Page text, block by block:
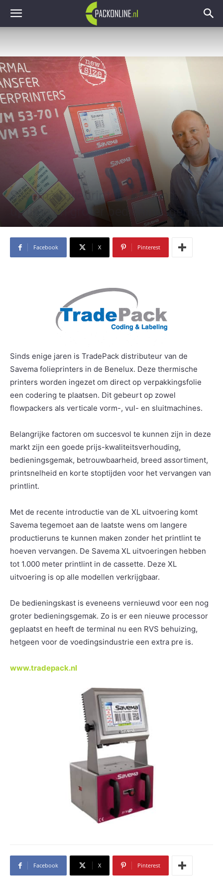
Savema folieprinters bieden hogere
uptime en groter bedieningsgemak
Facebook X Pinterest
Sinds enige jaren is TradePack distributeur van de
Savema folieprinters in de Benelux. Deze thermische
printers worden ingezet om direct op verpakkingsfolie
een codering te plaatsen. Dit gebeurt op zowel
flowpackers als verticale vorm-, vul- en sluitmachines.
Belangrijke factoren om succesvol te kunnen zijn in deze
markt zijn een goede prijs-kwaliteitsverhouding,
bedieningsgemak, betrouwbaarheid, breed assortiment,
printsnelheid en korte stoptijden voor het vervangen van
printlint.
Met de recente introductie van de XL uitvoering komt
Savema tegemoet aan de laatste wens om langere
productieruns te kunnen maken zonder het printlint te
hoeven vervangen. De Savema XL uitvoeringen hebben
tot 1.000 meter printlint in de cassette. Deze XL
uitvoering is op alle modellen verkrijgbaar.
De bedieningskast is eveneens vernieuwd voor een nog
groter bedieningsgemak. Zo is er een nieuwe processor
geplaatst en heeft de terminal nu een RVS behuizing,
hetgeen voor de voedingsindustrie een extra pre is.
www.tradepack.nl
Facebook X Pinterest